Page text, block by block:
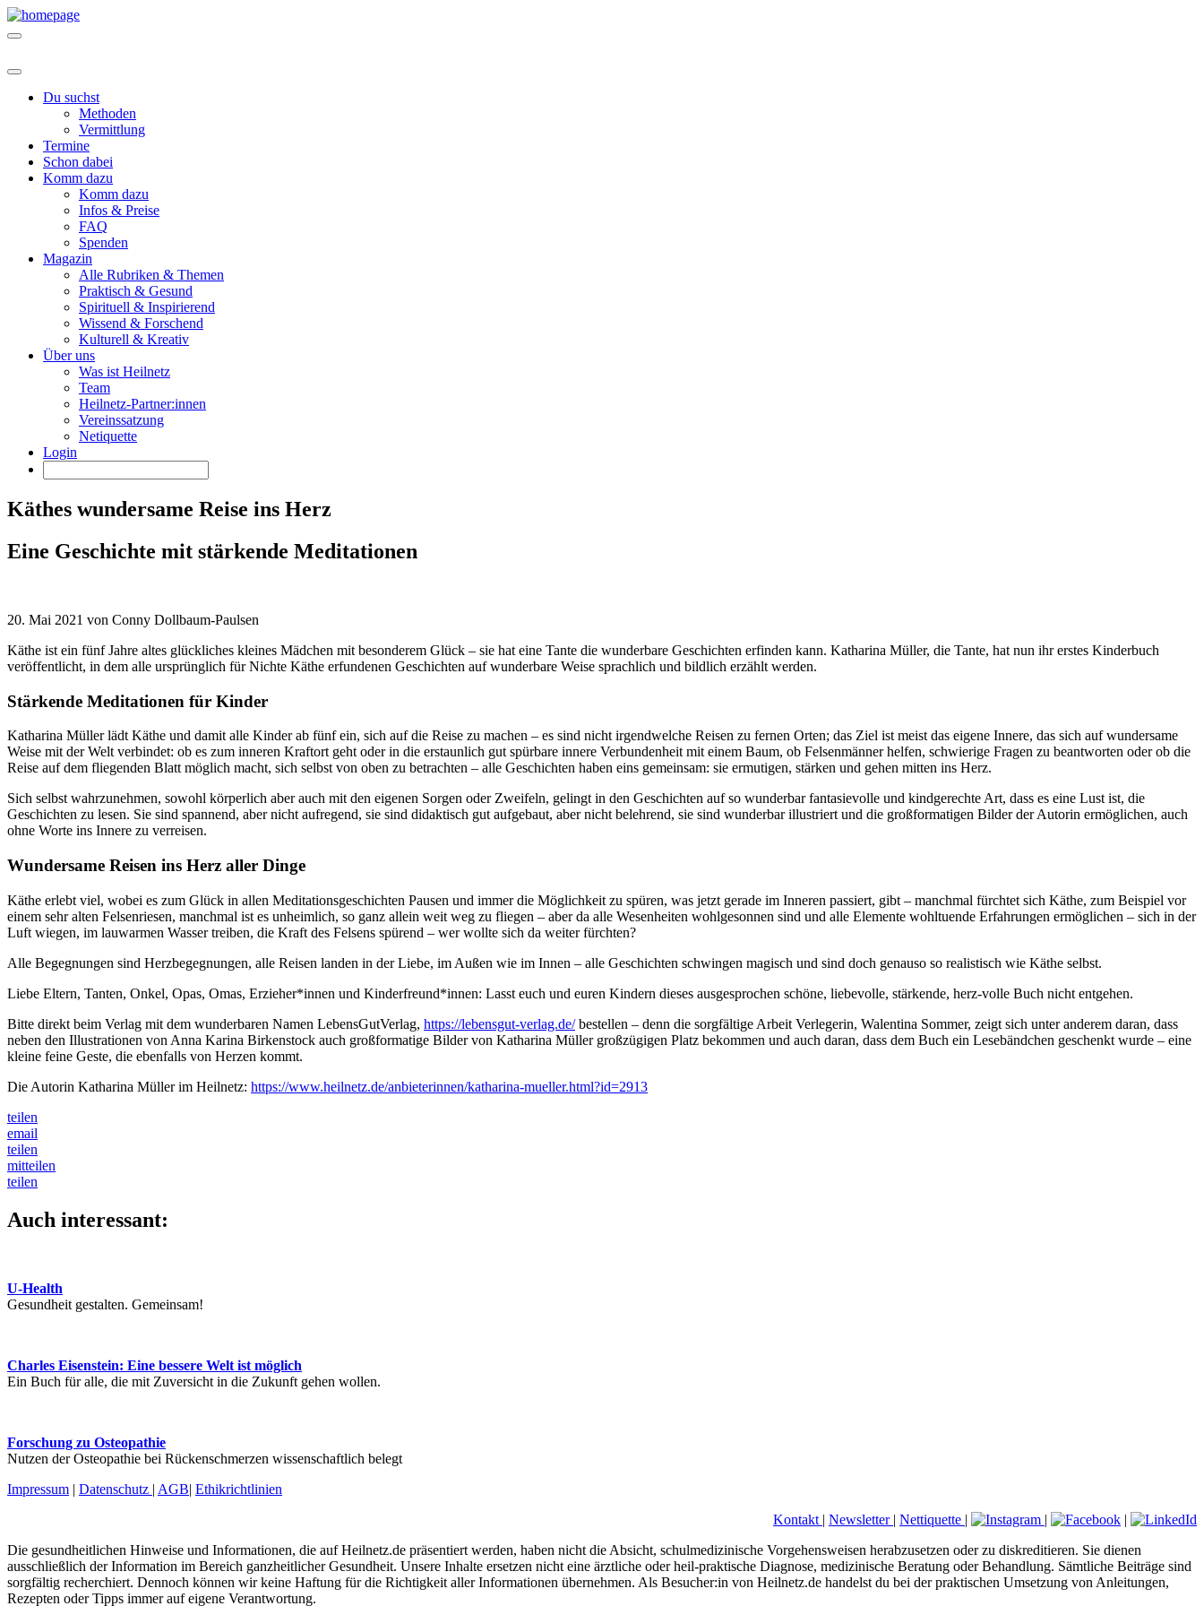
Du suchst
Methoden
Vermittlung
Termine
Schon dabei
Komm dazu
Komm dazu
Infos & Preise
FAQ
Spenden
Magazin
Alle Rubriken & Themen
Praktisch & Gesund
Spirituell & Inspirierend
Wissend & Forschend
Kulturell & Kreativ
Über uns
Was ist Heilnetz
Team
Heilnetz-Partner:innen
Vereinssatzung
Netiquette
Login
Käthes wundersame Reise ins Herz
Eine Geschichte mit stärkende Meditationen
20. Mai 2021 von Conny Dollbaum-Paulsen
Käthe ist ein fünf Jahre altes glückliches kleines Mädchen mit besonderem Glück – sie hat eine Tante die wunderbare Geschichten erfinden kann. Katharina Müller, die Tante, hat nun ihr erstes Kinderbuch
veröffentlicht, in dem alle ursprünglich für Nichte Käthe erfundenen Geschichten auf wunderbare Weise sprachlich und bildlich erzählt werden.
Stärkende Meditationen für Kinder
Katharina Müller lädt Käthe und damit alle Kinder ab fünf ein, sich auf die Reise zu machen – es sind nicht irgendwelche Reisen zu fernen Orten; das Ziel ist meist das eigene Innere, das sich auf wundersame
Weise mit der Welt verbindet: ob es zum inneren Kraftort geht oder in die erstaunlich gut spürbare innere Verbundenheit mit einem Baum, ob Felsenmänner helfen, schwierige Fragen zu beantworten oder ob die
Reise auf dem fliegenden Blatt möglich macht, sich selbst von oben zu betrachten – alle Geschichten haben eins gemeinsam: sie ermutigen, stärken und gehen mitten ins Herz.
Sich selbst wahrzunehmen, sowohl körperlich aber auch mit den eigenen Sorgen oder Zweifeln, gelingt in den Geschichten auf so wunderbar fantasievolle und kindgerechte Art, dass es eine Lust ist, die
Geschichten zu lesen. Sie sind spannend, aber nicht aufregend, sie sind didaktisch gut aufgebaut, aber nicht belehrend, sie sind wunderbar illustriert und die großformatigen Bilder der Autorin ermöglichen, auch
ohne Worte ins Innere zu verreisen.
Wundersame Reisen ins Herz aller Dinge
Käthe erlebt viel, wobei es zum Glück in allen Meditationsgeschichten Pausen und immer die Möglichkeit zu spüren, was jetzt gerade im Inneren passiert, gibt – manchmal fürchtet sich Käthe, zum Beispiel vor
einem sehr alten Felsenriesen, manchmal ist es unheimlich, so ganz allein weit weg zu fliegen – aber da alle Wesenheiten wohlgesonnen sind und alle Elemente wohltuende Erfahrungen ermöglichen – sich in der
Luft wiegen, im lauwarmen Wasser treiben, die Kraft des Felsens spürend – wer wollte sich da weiter fürchten?
Alle Begegnungen sind Herzbegegnungen, alle Reisen landen in der Liebe, im Außen wie im Innen – alle Geschichten schwingen magisch und sind doch genauso so realistisch wie Käthe selbst.
Liebe Eltern, Tanten, Onkel, Opas, Omas, Erzieher*innen und Kinderfreund*innen: Lasst euch und euren Kindern dieses ausgesprochen schöne, liebevolle, stärkende, herz-volle Buch nicht entgehen.
Bitte direkt beim Verlag mit dem wunderbaren Namen LebensGutVerlag, https://lebensgut-verlag.de/bestellen – denn die sorgfältige Arbeit Verlegerin, Walentina Sommer, zeigt sich unter anderem daran, dass
neben den Illustrationen von Anna Karina Birkenstock auch großformatige Bilder von Katharina Müller großzügigen Platz bekommen und auch daran, dass dem Buch ein Lesebändchen geschenkt wurde – eine
kleine feine Geste, die ebenfalls von Herzen kommt.
Die Autorin Katharina Müller im Heilnetz: https://www.heilnetz.de/anbieterinnen/katharina-mueller.html?id=2913
teilen
email
teilen
mitteilen
teilen
Auch interessant:
U-Health
Gesundheit gestalten. Gemeinsam!
Charles Eisenstein: Eine bessere Welt ist möglich
Ein Buch für alle, die mit Zuversicht in die Zukunft gehen wollen.
Forschung zu Osteopathie
Nutzen der Osteopathie bei Rückenschmerzen wissenschaftlich belegt
Impressum | Datenschutz | AGB| Ethikrichtlinien
Kontakt | Newsletter | Nettiquette | |
|
Die gesundheitlichen Hinweise und Informationen, die auf Heilnetz.de präsentiert werden, haben nicht die Absicht, schulmedizinische Vorgehensweisen herabzusetzen oder zu diskreditieren. Sie dienen
ausschließlich der Information im Bereich ganzheitlicher Gesundheit. Unsere Inhalte ersetzen nicht eine ärztliche oder heil-praktische Diagnose, medizinische Beratung oder Behandlung. Sämtliche Beiträge sind
sorgfältig recherchiert. Dennoch können wir keine Haftung für die Richtigkeit aller Informationen übernehmen. Als Besucher:in von Heilnetz.de handelst du bei der praktischen Umsetzung von Anleitungen,
Rezepten oder Tipps immer auf eigene Verantwortung.